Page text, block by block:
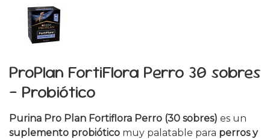
ProPlan FortiFlora Perro 30 sobres
- Probiótico
Purina Pro Plan Fortiflora Perro (30 sobres) es un
suplemento probiótico muy palatable para perros y